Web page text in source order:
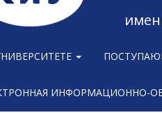
ИНФОРМАЦИОННО-